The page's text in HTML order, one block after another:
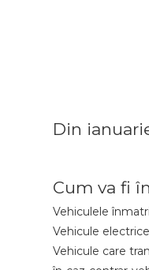
Din
Cum va fi
Vehiculele
Vehicule
Vehicule care